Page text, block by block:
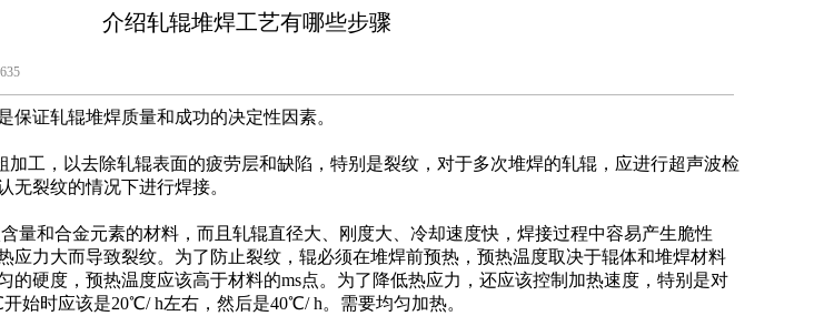
介绍轧辊堆焊工艺有哪些步骤
保证轧辊堆焊质量和成功的决定性因素。
加工，以去除轧辊表面的疲劳层和缺陷，特别是裂纹，对于多次堆焊的轧辊，应进行超声波检
无裂纹的情况下进行焊接。
量和合金元素的材料，而且轧辊直径大、刚度大、冷却速度快，焊接过程中容易产生脆性
应力大而导致裂纹。为了防止裂纹，辊必须在堆焊前预热，预热温度取决于辊体和堆焊材料
的硬度，预热温度应该高于材料的ms点。为了降低热应力，还应该控制加热速度，特别是对
始时应该是20℃/ h左右，然后是40℃/ h。需要均匀加热。